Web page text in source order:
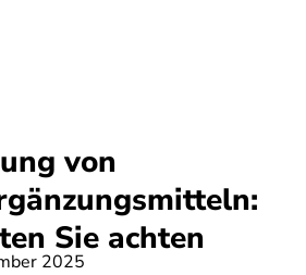
von
Sie achten
2025